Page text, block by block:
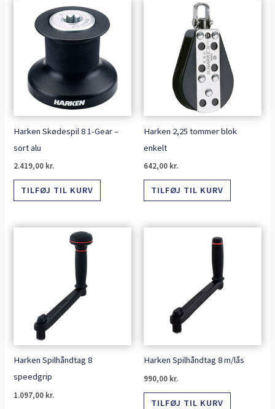
Harken Skødespil 8 1-Gear –
sort alu
2.419,00 kr.
TILFØJ TIL KURV
Harken 2,25 tommer blok
enkelt
642,00 kr.
TILFØJ TIL KURV
Harken Spilhåndtag 8
speedgrip
1.097,00 kr.
Harken Spilhåndtag 8 m/lås
990,00 kr.
TILFØJ TIL KURV